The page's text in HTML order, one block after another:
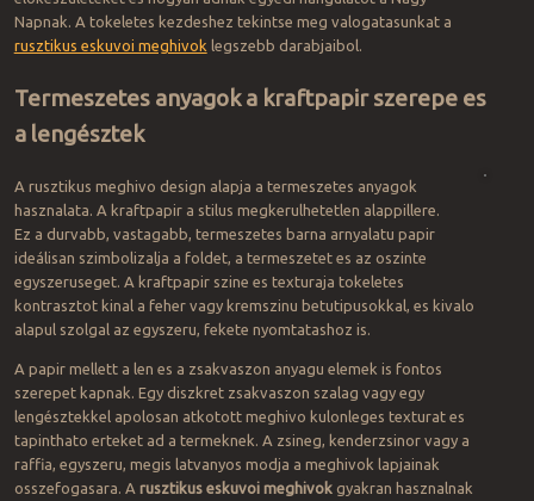
Napnak. A tokeletes kezdeshez tekintse meg valogatasunkat a
rusztikus eskuvoi meghivok legszebb darabjaibol.
Termeszetes anyagok a kraftpapir szerepe es
a lengésztek
A rusztikus meghivo design alapja a termeszetes anyagok
hasznalata. A kraftpapir a stilus megkerulhetetlen alappillere.
Ez a durvabb, vastagabb, termeszetes barna arnyalatu papir
ideálisan szimbolizalja a foldet, a termeszetet es az oszinte
egyszeruseget. A kraftpapir szine es texturaja tokeletes
kontrasztot kinal a feher vagy kremszinu betutipusokkal, es kivalo
alapul szolgal az egyszeru, fekete nyomtatashoz is.
A papir mellett a len es a zsakvaszon anyagu elemek is fontos
szerepet kapnak. Egy diszkret zsakvaszon szalag vagy egy
lengésztekkel apolosan atkotott meghivo kulonleges texturat es
tapinthato erteket ad a termeknek. A zsineg, kenderzsinor vagy a
raffia, egyszeru, megis latvanyos modja a meghivok lapjainak
osszefogasara. A rusztikus eskuvoi meghivokgyakran hasznalnak